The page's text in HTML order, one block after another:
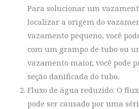
Para solucionar um
localizar a origem do
vazamento pequeno, você
com um grampo de tubo ou
vazamento maior, você pode
seção danificada do tubo.
Fluxo de água reduzido: O
pode ser causado por uma